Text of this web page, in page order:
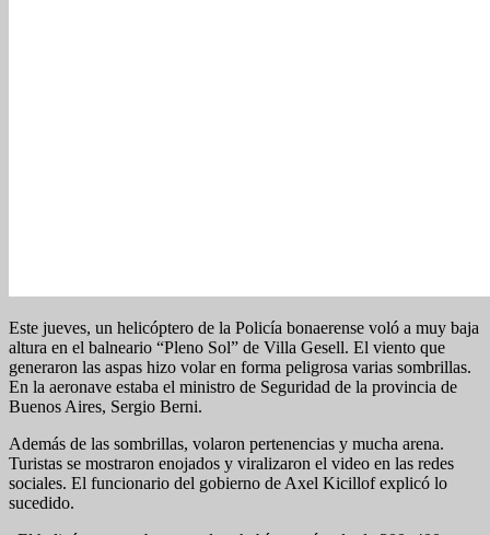
Este jueves, un helicóptero de la Policía bonaerense voló a muy baja
altura en el balneario “Pleno Sol” de Villa Gesell. El viento que
generaron las aspas hizo volar en forma peligrosa varias sombrillas.
En la aeronave estaba el ministro de Seguridad de la provincia de
Buenos Aires, Sergio Berni.
Además de las sombrillas, volaron pertenencias y mucha arena.
Turistas se mostraron enojados y viralizaron el video en las redes
sociales. El funcionario del gobierno de Axel Kicillof explicó lo
sucedido.